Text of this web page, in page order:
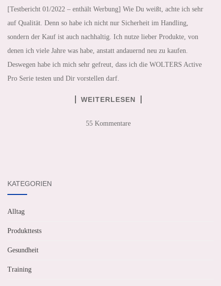
[Testbericht 01/2022 – enthält Werbung] Wie Du weißt, achte ich sehr
auf Qualität. Denn so habe ich nicht nur Sicherheit im Handling,
sondern der Kauf ist auch nachhaltig. Ich nutze lieber Produkte, von
denen ich viele Jahre was habe, anstatt andauernd neu zu kaufen.
Deswegen habe ich mich sehr gefreut, dass ich die WOLTERS Active
Pro Serie testen und Dir vorstellen darf.
WEITERLESEN
55 Kommentare
KATEGORIEN
Alltag
Produkttests
Gesundheit
Training